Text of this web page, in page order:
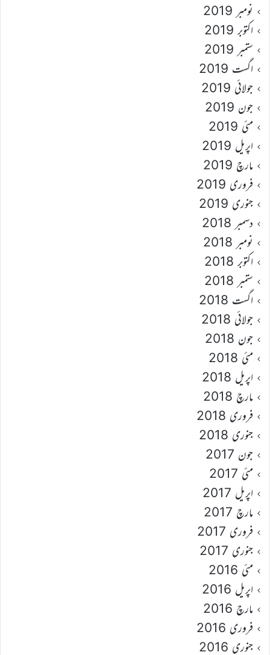
نومبر 2019
اکتوبر 2019
ستمبر 2019
اگست 2019
جولائی 2019
جون 2019
مئی 2019
اپریل 2019
مارچ 2019
فروری 2019
جنوری 2019
دسمبر 2018
نومبر 2018
اکتوبر 2018
ستمبر 2018
اگست 2018
جولائی 2018
جون 2018
مئی 2018
اپریل 2018
مارچ 2018
فروری 2018
جنوری 2018
جون 2017
مئی 2017
اپریل 2017
مارچ 2017
فروری 2017
جنوری 2017
مئی 2016
اپریل 2016
مارچ 2016
فروری 2016
جنوری 2016